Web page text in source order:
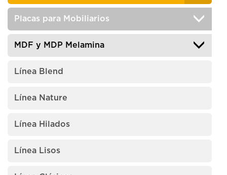
Placas para Mobiliarios
MDF y MDP Melamina
Línea Blend
Línea Nature
Línea Hilados
Línea Lisos